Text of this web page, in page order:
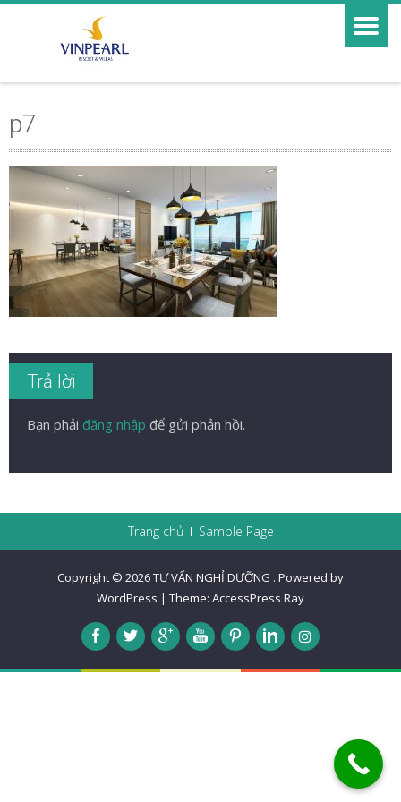
p7
Trả lời
Bạn phải đăng nhập để gửi phản hồi.
Trang chủ Sample Page
Copyright © 2026TƯ VẤN NGHỈ DƯỠNG . Powered by
WordPress | Theme: AccessPress Ray